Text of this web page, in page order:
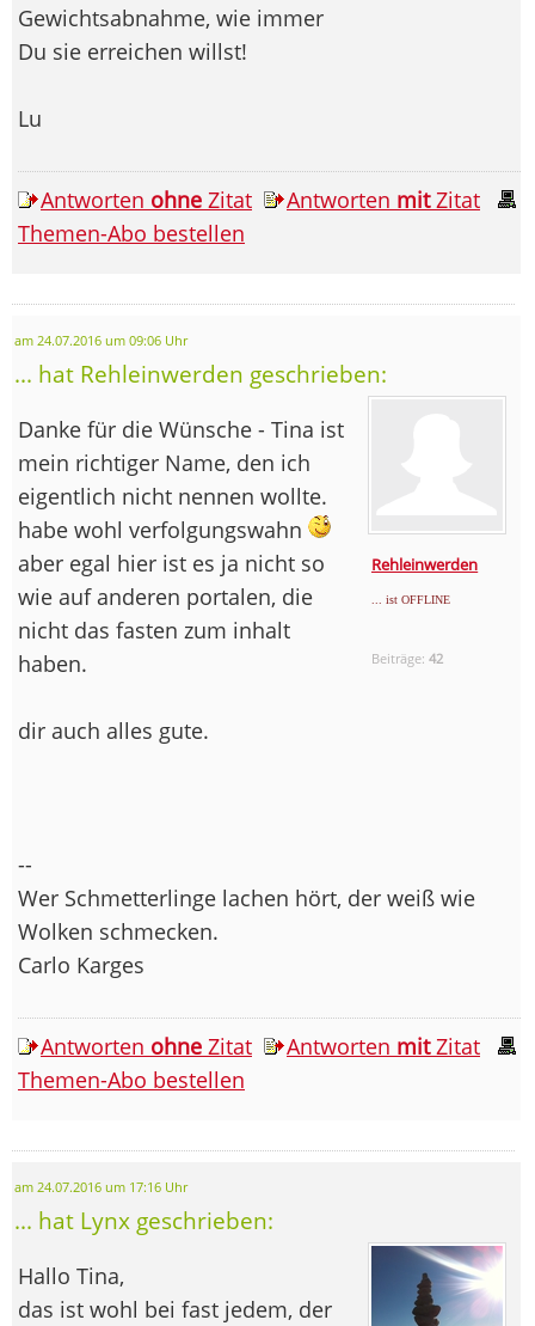
Gewichtsabnahme, wie immer
Du sie erreichen willst!
Lu
Antworten ohne Zitat Antworten mitZitat
Themen-Abo bestellen
am 24.07.2016 um 09:06 Uhr
... hat Rehleinwerden geschrieben:
Rehleinwerden
... ist OFFLINE
Beiträge:42
Danke für die Wünsche - Tina ist
mein richtiger Name, den ich
eigentlich nicht nennen wollte.
habe wohl verfolgungswahn
aber egal hier ist es ja nicht so
wie auf anderen portalen, die
nicht das fasten zum inhalt
haben.
dir auch alles gute.
--
Wer Schmetterlinge lachen hört, der weiß wie
Wolken schmecken.
Carlo Karges
Antworten ohne Zitat Antworten mitZitat
Themen-Abo bestellen
am 24.07.2016 um 17:16 Uhr
... hat Lynx geschrieben:
Hallo Tina,
das ist wohl bei fast jedem, der